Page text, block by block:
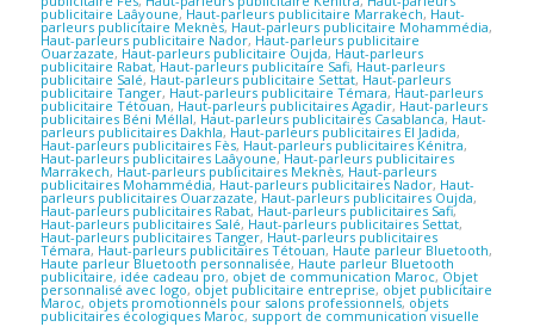
publicitaire Laâyoune, Haut-parleurs publicitaire Marrakech, Haut-
parleurs publicitaire Meknès, Haut-parleurs publicitaire Mohammédia,
Haut-parleurs publicitaire Nador, Haut-parleurs publicitaire
Ouarzazate, Haut-parleurs publicitaire Oujda, Haut-parleurs
publicitaire Rabat,Haut-parleurs publicitaire Safi, Haut-parleurs
publicitaire Salé, Haut-parleurs publicitaire Settat, Haut-parleurs
publicitaire Tanger, Haut-parleurs publicitaire Témara, Haut-parleurs
publicitaire Tétouan, Haut-parleurs publicitaires Agadir, Haut-parleurs
publicitaires Béni Méllal, Haut-parleurs publicitaires Casablanca, Haut-
parleurs publicitaires Dakhla, Haut-parleurs publicitaires El Jadida,
Haut-parleurs publicitaires Fès, Haut-parleurs publicitaires Kénitra,
Haut-parleurs publicitaires Laâyoune, Haut-parleurs publicitaires
Marrakech, Haut-parleurs publicitaires Meknès, Haut-parleurs
publicitaires Mohammédia, Haut-parleurs publicitaires Nador, Haut-
parleurs publicitaires Ouarzazate, Haut-parleurs publicitaires Oujda,
Haut-parleurs publicitaires Rabat, Haut-parleurs publicitaires Safi,
Haut-parleurs publicitaires Salé, Haut-parleurs publicitaires Settat,
Haut-parleurs publicitaires Tanger, Haut-parleurs publicitaires
Témara, Haut-parleurs publicitaires Tétouan, Haute parleur Bluetooth,
Haute parleur Bluetooth personnalisée, Haute parleur Bluetooth
publicitaire, idée cadeau pro, objet de communication Maroc, Objet
personnalisé avec logo, objet publicitaire entreprise, objet publicitaire
Maroc, objets promotionnels pour salons professionnels, objets
publicitaires écologiques Maroc, support de communication visuelle